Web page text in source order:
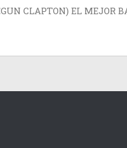
CLAPTON) EL MEJOR